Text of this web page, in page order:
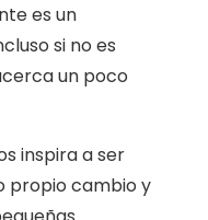
es un
si no es
un poco
inspira a ser
propio cambio y